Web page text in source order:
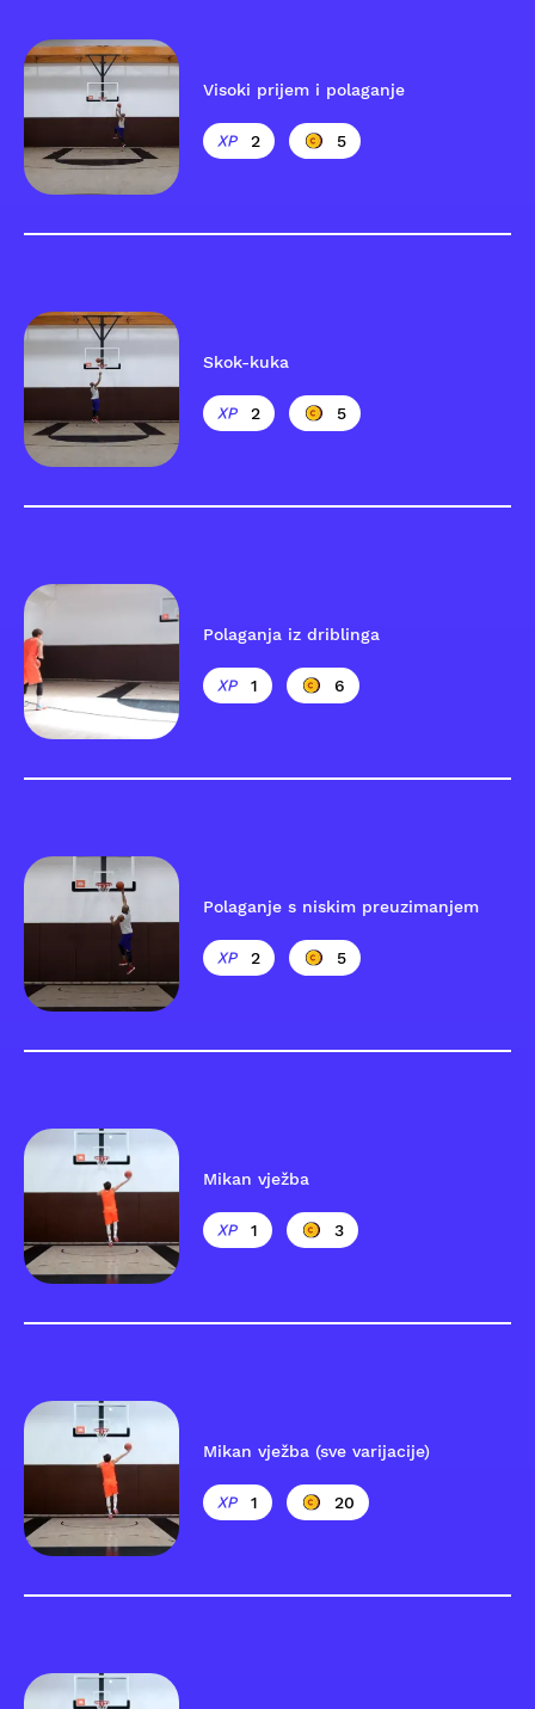
Visoki prijem i polaganje
2 5
Skok-kuka
2 5
Polaganja iz driblinga
1 6
Polaganje s niskim preuzimanjem
2 5
Mikan vježba
1 3
Mikan vježba (sve varijacije)
1 20